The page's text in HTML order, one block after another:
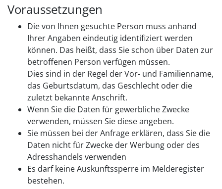
Voraussetzungen
Die von Ihnen gesuchte Person muss anhand
Ihrer Angaben eindeutig identifiziert werden
können. Das heißt, dass Sie schon über Daten zur
betroffenen Person verfügen müssen.
Dies sind in der Regel der Vor- und Familienname,
das Geburtsdatum, das Geschlecht oder die
zuletzt bekannte Anschrift.
Wenn Sie die Daten für gewerbliche Zwecke
verwenden, müssen Sie diese angeben.
Sie müssen bei der Anfrage erklären, dass Sie die
Daten nicht für Zwecke der Werbung oder des
Adresshandels verwenden
Es darf keine Auskunftssperre im Melderegister
bestehen.